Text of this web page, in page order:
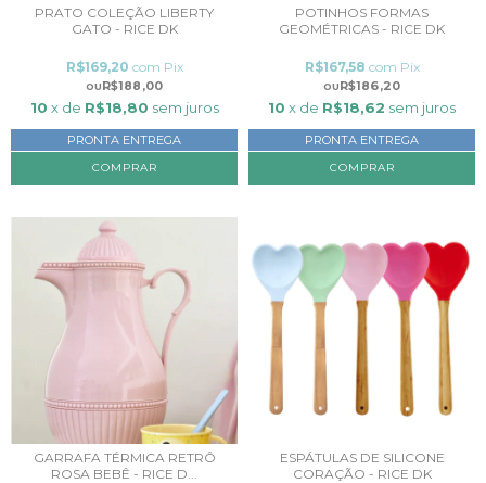
PRATO COLEÇÃO LIBERTY
GATO - RICE DK
R$188,00
R$169,20 com Pix
10 x de R$18,80 sem juros
PRONTA ENTREGA
POTINHOS FORMAS
GEOMÉTRICAS - RICE DK
R$186,20
R$167,58 com Pix
10 x de R$18,62 sem juros
PRONTA ENTREGA
GARRAFA TÉRMICA RETRÔ
ROSA BEBÊ - RICE D...
ESPÁTULAS DE SILICONE
CORAÇÃO - RICE DK